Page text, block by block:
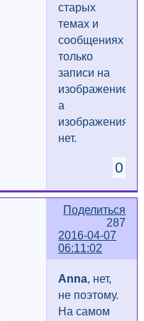
старых
темах и
сообщениях
только
записи на
изображение,
а
изображения
нет.
0
Поделиться
287
2016-04-07
06:11:02
Anna, нет,
не поэтому.
На самом